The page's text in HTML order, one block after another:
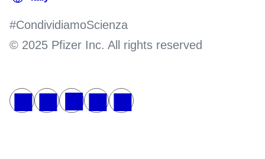
#CondividiamoScienza
© 2025 Pfizer Inc. All rights reserved